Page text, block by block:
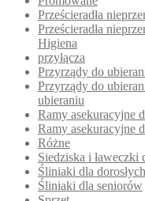
Prześcieradła
Prześcieradła
Higiena
przyłącza
Przyrządy do
Przyrządy do
ubieraniu
Ramy asekuracyjne
Ramy asekuracyjne
Różne
Siedziska i ławeczki
Śliniaki dla
Śliniaki dla seniorów